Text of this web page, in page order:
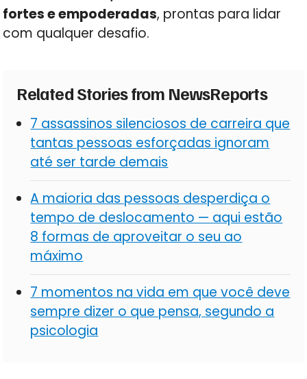
fortes e empoderadas, prontas para lidar
com qualquer desafio.
Related Stories from NewsReports
7 assassinos silenciosos de carreira que
tantas pessoas esforçadas ignoram
até ser tarde demais
A maioria das pessoas desperdiça o
tempo de deslocamento — aqui estão
8 formas de aproveitar o seu ao
máximo
7 momentos na vida em que você deve
sempre dizer o que pensa, segundo a
psicologia